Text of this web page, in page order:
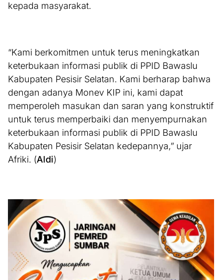
kepada masyarakat.
“Kami berkomitmen untuk terus meningkatkan
keterbukaan informasi publik di PPID Bawaslu
Kabupaten Pesisir Selatan. Kami berharap bahwa
dengan adanya Monev KIP ini, kami dapat
memperoleh masukan dan saran yang konstruktif
untuk terus memperbaiki dan menyempurnakan
keterbukaan informasi publik di PPID Bawaslu
Kabupaten Pesisir Selatan kedepannya,” ujar
Afriki. (Aldi)